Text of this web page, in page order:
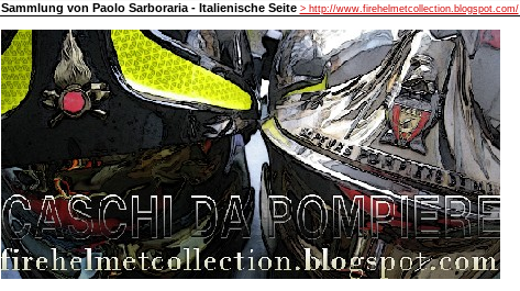
Sammlung von Paolo Sarboraria - Italienische Seite > http://www.firehelmetcollection.blogspot.com/